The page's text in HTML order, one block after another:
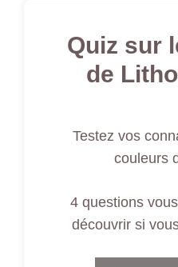
Quiz sur
de
Testez vos
couleurs
4 questions
découvrir si